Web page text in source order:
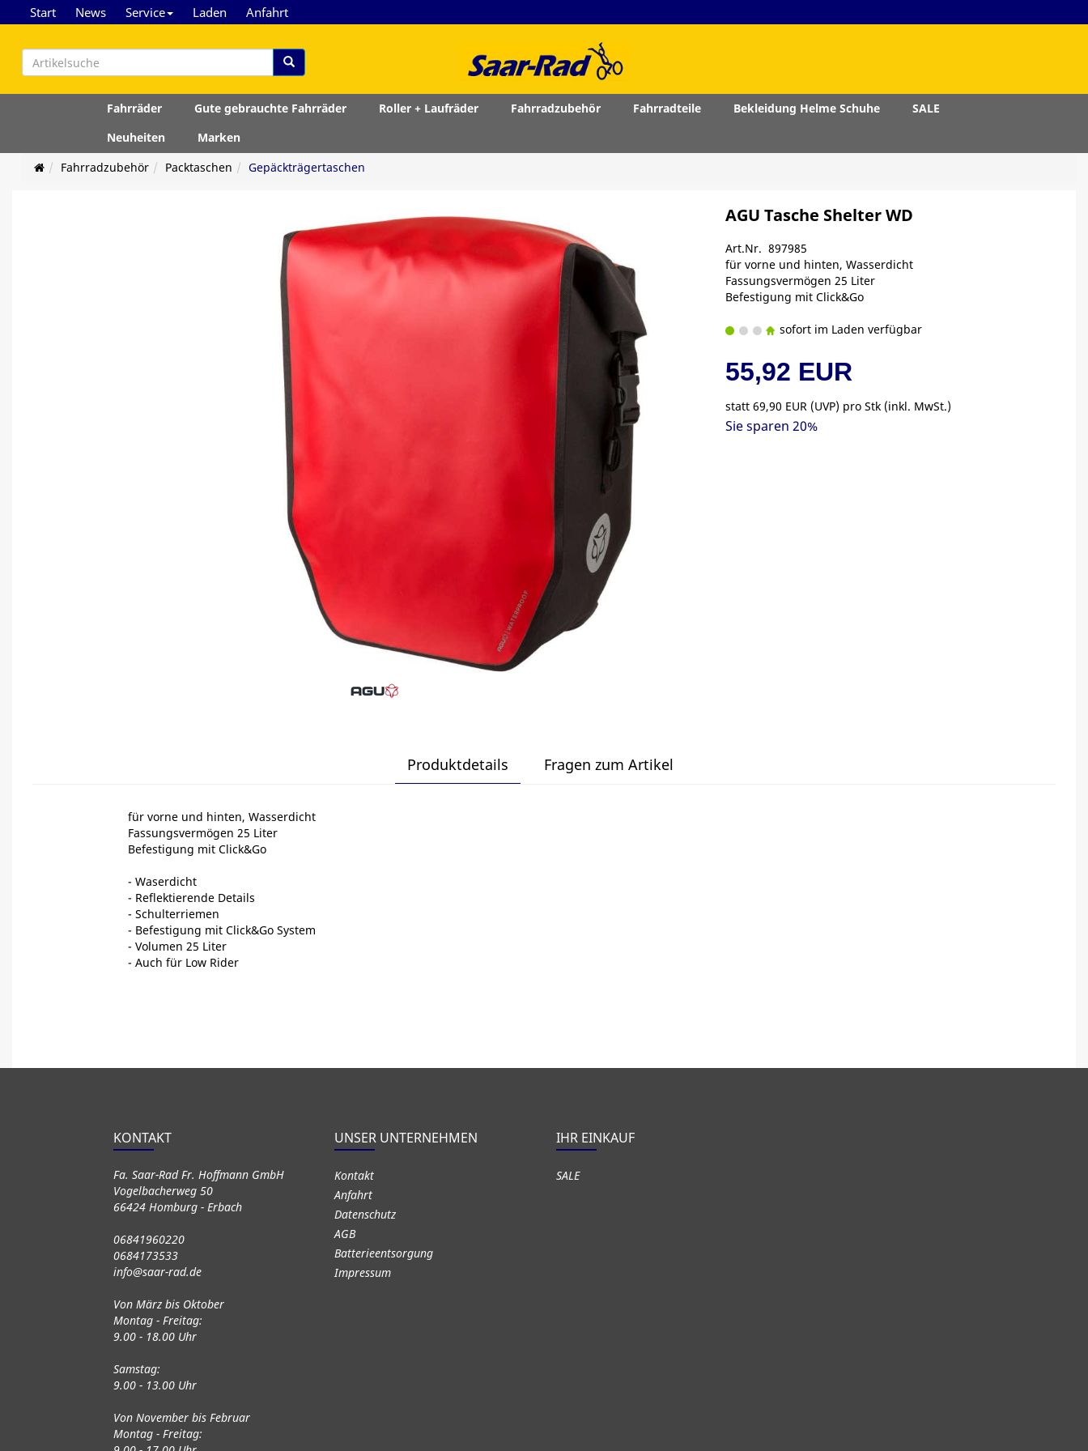
Start News Service Laden Anfahrt
Fahrräder Gute gebrauchte Fahrräder Roller + Laufräder Fahrradzubehör Fahrradteile Bekleidung Helme Schuhe
SALE
Neuheiten
Marken
Fahrradzubehör
Packtaschen Gepäckträgertaschen
AGU Tasche Shelter WD
Art.Nr. 897985
für vorne und hinten, Wasserdicht
Fassungsvermögen 25 Liter
Befestigung mit Click&Go
sofort im Laden verfügbar
55,92 EUR
statt69,90 EUR (UVP) pro Stk (inkl. MwSt.)
Sie sparen 20%
Produktdetails Fragen zum Artikel
für vorne und hinten, Wasserdicht
Fassungsvermögen 25 Liter
Befestigung mit Click&Go
- Waserdicht
- Reflektierende Details
- Schulterriemen
- Befestigung mit Click&Go System
- Volumen 25 Liter
- Auch für Low Rider
KONTAKT
Fa. Saar-Rad Fr. Hoffmann GmbH
Vogelbacherweg 50
66424 Homburg - Erbach
06841960220
0684173533
info@saar-rad.de
Von März bis Oktober
Montag - Freitag:
9.00 - 18.00 Uhr
Samstag:
9.00 - 13.00 Uhr
Von November bis Februar
Montag - Freitag:
UNSER UNTERNEHMEN
Kontakt
Anfahrt
Datenschutz
AGB
Batterieentsorgung
Impressum
IHR EINKAUF
SALE